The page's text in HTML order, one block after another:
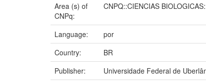
Area (s) of
CNPq:
CNPQ::CIENCIAS
Language:
por
Country:
BR
Publisher:
Universidade Federal de